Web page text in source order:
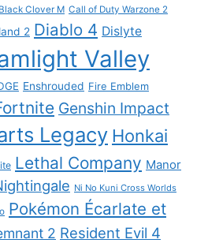
Black Clover M Call of Duty Warzone 2
2 Diablo 4 Dislyte
Valley
Enshrouded Fire Emblem
Genshin Impact
Legacy Honkai
Lethal Company Manor
Ni No Kuni Cross Worlds
Pokémon Écarlate et
2 Resident Evil 4